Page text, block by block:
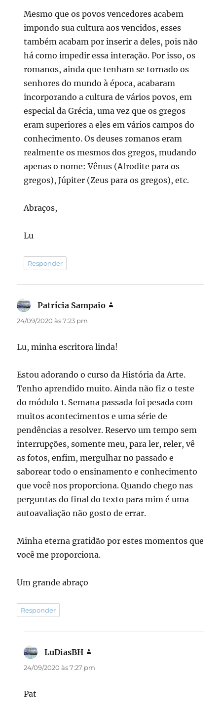
Mesmo que os povos vencedores acabem
impondo sua cultura aos vencidos, esses
também acabam por inserir a deles, pois não
há como impedir essa interação. Por isso, os
romanos, ainda que tenham se tornado os
senhores do mundo à época, acabaram
incorporando a cultura de vários povos, em
especial da Grécia, uma vez que os gregos
eram superiores a eles em vários campos do
conhecimento. Os deuses romanos eram
realmente os mesmos dos gregos, mudando
apenas o nome: Vênus (Afrodite para os
gregos), Júpiter (Zeus para os gregos), etc.
Abraços,
Lu
Responder
Patrícia Sampaio
24/09/2020 às 7:23 pm
Lu, minha escritora linda!
Estou adorando o curso da História da Arte.
Tenho aprendido muito. Ainda não fiz o teste
do módulo 1. Semana passada foi pesada com
muitos acontecimentos e uma série de
pendências a resolver. Reservo um tempo sem
interrupções, somente meu, para ler, reler, vê
as fotos, enfim, mergulhar no passado e
saborear todo o ensinamento e conhecimento
que você nos proporciona. Quando chego nas
perguntas do final do texto para mim é uma
autoavaliação não gosto de errar.
Minha eterna gratidão por estes momentos que
você me proporciona.
Um grande abraço
Responder
LuDiasBH
24/09/2020 às 7:27 pm
Pat